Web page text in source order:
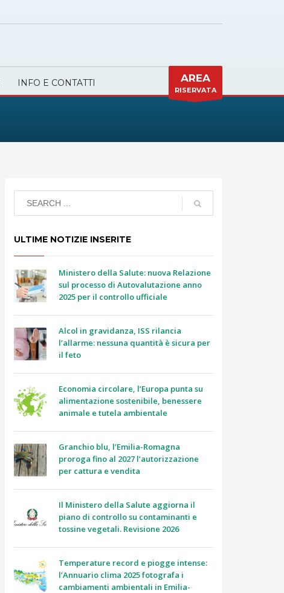
INFO E CONTATTI AREA
RISERVATA
ULTIME NOTIZIE INSERITE
Ministero della Salute: nuova Relazione
sul processo di Autovalutazione anno
2025 per il controllo ufficiale
Alcol in gravidanza, ISS rilancia
l’allarme: nessuna quantità è sicura per
il feto
Economia circolare, l’Europa punta su
alimentazione sostenibile, benessere
animale e tutela ambientale
Granchio blu, l’Emilia-Romagna
proroga fino al 2027 l’autorizzazione
per cattura e vendita
Il Ministero della Salute aggiorna il
piano di controllo su contaminanti e
tossine vegetali. Revisione 2026
Temperature record e piogge intense:
l’Annuario clima 2025 fotografa i
cambiamenti ambientali in Emilia-